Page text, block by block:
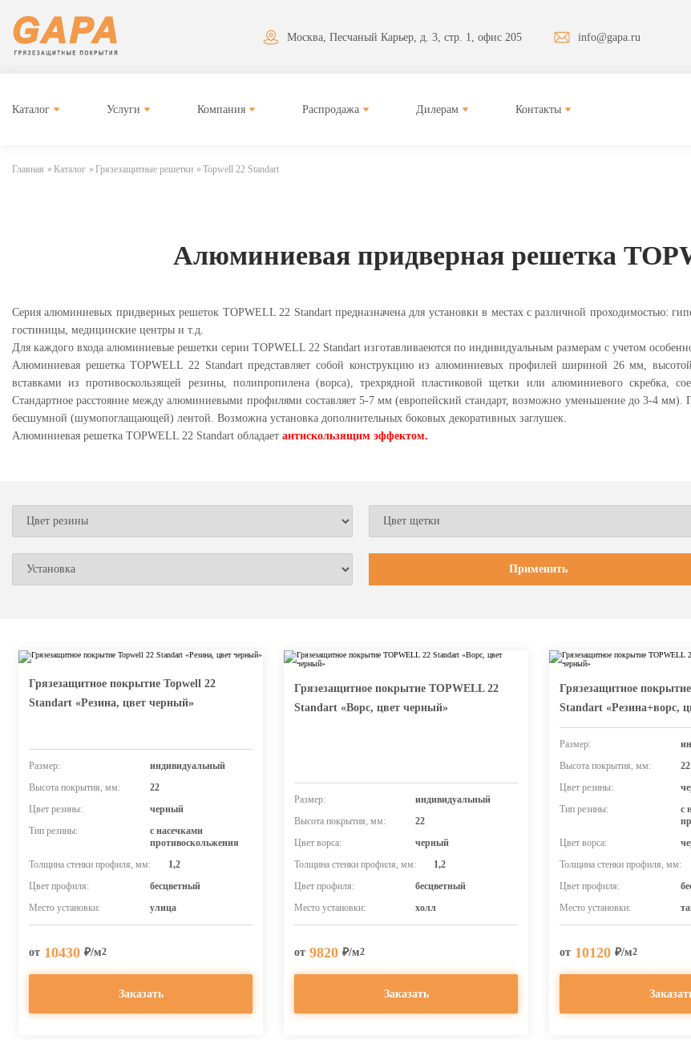
Москва, Песчаный Карьер, д. 3, стр. 1, офис 205 info@gapa.ru
Каталог Услуги Компания Распродажа Дилерам Контакты
Главная »Каталог »Грязезащитные решетки »Topwell 22 Standart
Алюминиевая придверная решетка
Серия алюминиевых придверных решеток TOPWELL 22 Standart предназначена для установки в местах с различной проходимостью:
гостиницы, медицинские центры и т.д.
Для каждого входа алюминиевые решетки серии TOPWELL 22 Standart изготавливаеются по индивидуальным размерам с учетом
Алюминиевая решетка TOPWELL 22 Standart представляет собой конструкцию из алюминиевых профилей шириной 26 мм,
вставками из противоскользящей резины, полипропилена (ворса), трехрядной пластиковой щетки или алюминиевого скребка,
Стандартное расстояние между алюминиевыми профилями составляет 5-7 мм (европейский стандарт, возможно уменьшение до 3-4 мм).
бесшумной (шумопоглащающей) лентой. Возможна установка дополнительных боковых декоративных заглушек.
Алюминиевая решетка TOPWELL 22 Standart обладает антискользящим эффектом.
Грязезащитное покрытие Topwell 22
Standart «Резина, цвет черный»
Размер:
индивидуальный
Высота покрытия, мм:
22
Цвет резины:
черный
Тип резины:
с насечками
противоскольжения
Толщина стенки профиля, мм:
1,2
Цвет профиля:
бесцветный
Место установки:
улица
от 10430 ₽/м2
Заказать
Грязезащитное покрытие TOPWELL 22
Standart «Ворс, цвет черный»
Размер:
индивидуальный
Высота покрытия, мм:
22
Цвет ворса:
черный
Толщина стенки профиля, мм:
1,2
Цвет профиля:
бесцветный
Место установки:
холл
от 9820 ₽/м2
Заказать
Грязезащитное
Standart «Резина+ворс,
Размер:
Высота покрытия, мм:
22
Цвет резины:
Тип резины:
с
Цвет ворса:
Толщина стенки профиля, мм:
Цвет профиля:
Место установки:
от 10120 ₽/м2